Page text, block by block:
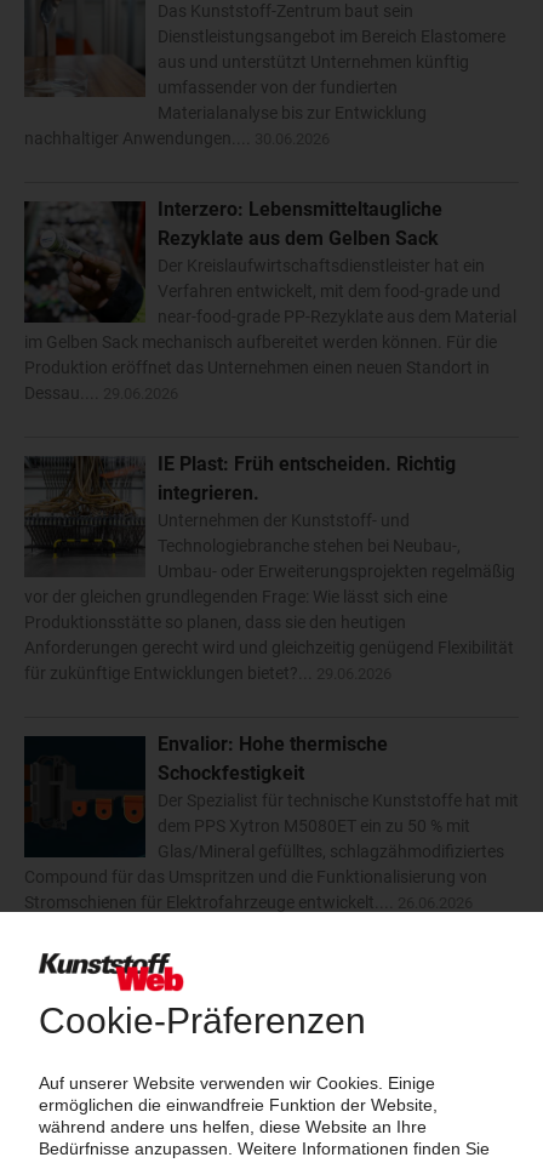
Das Kunststoff-Zentrum baut sein
Dienstleistungsangebot im Bereich Elastomere
aus und unterstützt Unternehmen künftig
umfassender von der fundierten
Materialanalyse bis zur Entwicklung
nachhaltiger Anwendungen....
Interzero: Lebensmitteltaugliche
Rezyklate aus dem Gelben Sack
Der Kreislaufwirtschaftsdienstleister hat ein
Verfahren entwickelt, mit dem food-grade und
near-food-grade PP-Rezyklate aus dem Material
im Gelben Sack mechanisch aufbereitet werden können. Für die
Produktion eröffnet das Unternehmen einen neuen Standort in
Dessau....
IE Plast: Früh entscheiden. Richtig
integrieren.
Unternehmen der Kunststoff- und
Technologiebranche stehen bei Neubau-,
Umbau- oder Erweiterungsprojekten regelmäßig
vor der gleichen grundlegenden Frage: Wie lässt sich eine
Produktionsstätte so planen, dass sie den heutigen
Anforderungen gerecht wird und gleichzeitig genügend Flexibilität
für zukünftige Entwicklungen bietet?...
Envalior: Hohe thermische
Schockfestigkeit
Der Spezialist für technische Kunststoffe hat mit
dem PPS Xytron M5080ET ein zu 50 % mit
Glas/Mineral gefülltes, schlagzähmodifiziertes
Compound für das Umspritzen und die Funktionalisierung von
Stromschienen für Elektrofahrzeuge entwickelt....
Smart Mold: Weniger Ausschuss beim
Anfahren
Das neue Assistenzsystem Aria auf Basis
Reduzierung von bis zu 88 % der Versuche und
94 % der Ausschussmengen in der Phase der
Parametereinstellung und macht den Spritzgießprozess
reproduzierbarer und stabiler....26.06.2026